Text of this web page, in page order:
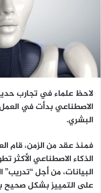
لاحظ علماء في تجارب
الاصطناعي بدأت في
البشري.
فمنذ عقد من الزمن، قام
الذكاء الاصطناعي
البيانات، من أجل
على التمييز بشكل صحيح